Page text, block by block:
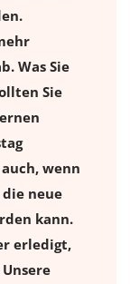
Was Sie
Sie
wenn
neue
kann.
erledigt,